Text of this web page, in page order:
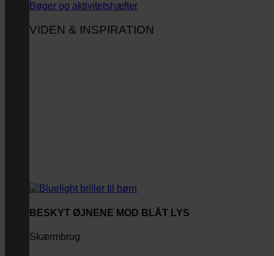
Bøger og aktivitetshæfter
VIDEN & INSPIRATION
BESKYT ØJNENE MOD BLÅT LYS
Skærmbrug